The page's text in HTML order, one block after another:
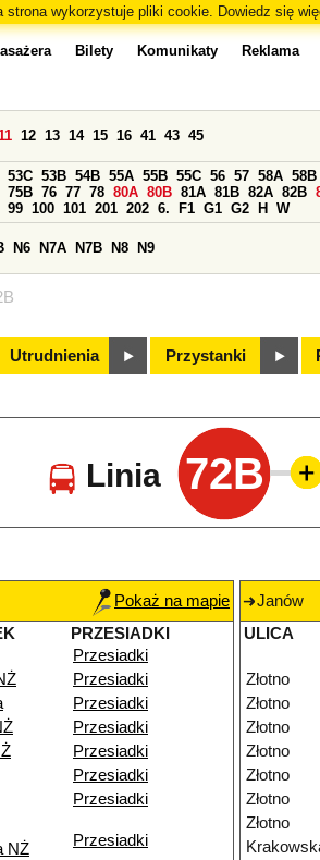
strona wykorzystuje pliki cookie. Dowiedz się
Bilety Komunikaty Reklama
12 13 14 15 16 41 43 45
53C 53B 54B 55A 55B 55C 56 57 58A 58B
75B 76 77 78 80A 80B 81A 81B 82A 82B
99 100 101 201 202 6. F1 G1 G2 H W
N6 N7A N7B N8 N9
Utrudnienia Przystanki
Linia 72B
Pokaż na mapie
PRZESIADKI
Przesiadki
Przesiadki
Przesiadki
Przesiadki
Przesiadki
Przesiadki
Przesiadki
NŻ Przesiadki
Janów
ULICA
Złotno
Złotno
Złotno
Złotno
Złotno
Złotno
Złotno